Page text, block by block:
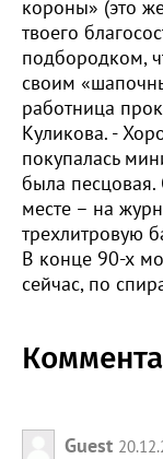
короны» (это
твоего
подбородком,
своим
работница
Куликова. -
покупалась
была
месте – на
трехлитровую
В конце 90-х
сейчас, по
Guest